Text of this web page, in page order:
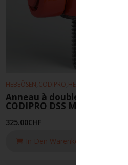
HEBEÖSEN,CODIPRO,HEBEZEUGE
Anneau à double articulation
CODIPRO DSS M33-UP
325.00CHF
In Den Warenkorb Legen